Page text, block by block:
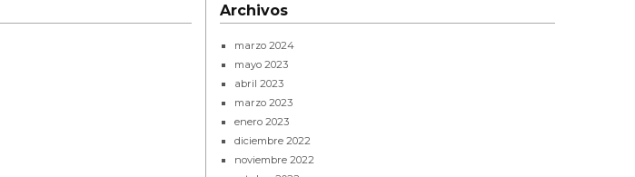
Archivos
marzo 2024
mayo 2023
abril 2023
marzo 2023
enero 2023
diciembre 2022
noviembre 2022